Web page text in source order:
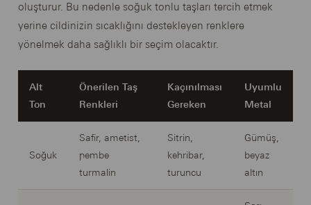
oluşturur. Bu nedenle soğuk tonlu taşları tercih etmek
yerine cildinizin sıcaklığını destekleyen renklere
yönelmek daha sağlıklı bir seçim olacaktır.
Alt
Ton
Önerilen Taş
Renkleri
Kaçınılması
Gereken
Uyumlu
Metal
Soğuk
Safir, ametist,
pembe
turmalin
Sitrin,
kehribar,
turuncu
Gümüş,
beyaz
altın